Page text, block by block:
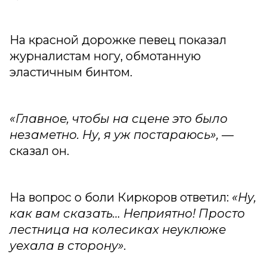
На красной дорожке певец показал
журналистам ногу, обмотанную
эластичным бинтом.
«Главное, чтобы на сцене это было
незаметно. Ну, я уж постараюсь», —
сказал он.
На вопрос о боли Киркоров ответил: «Ну,
как вам сказать… Неприятно! Просто
лестница на колесиках неуклюже
уехала в сторону».